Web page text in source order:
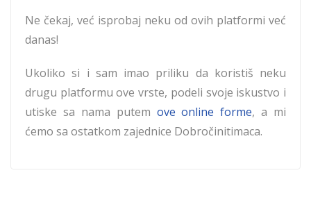
Ne čekaj, već isprobaj neku od ovih platformi već
danas!
Ukoliko si i sam imao priliku da koristiš neku
drugu platformu ove vrste, podeli svoje iskustvo i
utiske sa nama putem ove online forme, a mi
ćemo sa ostatkom zajednice Dobročinitimaca.